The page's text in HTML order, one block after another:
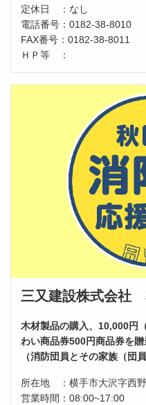
定休日 ：なし
電話番号：0182-38-8010
FAX番号：0182-38-8011
ＨＰ等 ：
三又建設株式会社
木材製品の購入、10,000円
わい商品券500円商品券を贈
（消防団員とその家族（団
所在地 ：横手市大沢字西
営業時間：08:00~17:00